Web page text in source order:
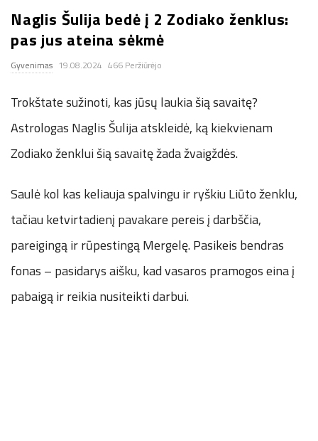
.
c
o
.
u
k
Naglis Šulija bedė į 2 Zodiako ženklus:
pas jus ateina sėkmė
Gyvenimas 19.08.2024 466 Peržiūrėjo
Trokštate sužinoti, kas jūsų laukia šią savaitę?
Astrologas Naglis Šulija atskleidė, ką kiekvienam
Zodiako ženklui šią savaitę žada žvaigždės.
Saulė kol kas keliauja spalvingu ir ryškiu Liūto ženklu,
tačiau ketvirtadienį pavakare pereis į darbščia,
pareigingą ir rūpestingą Mergelę. Pasikeis bendras
fonas – pasidarys aišku, kad vasaros pramogos eina į
pabaigą ir reikia nusiteikti darbui.